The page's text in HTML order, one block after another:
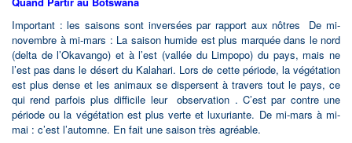
Important : les saisons sont inversées par rapport aux nôtres De mi-
novembre à mi-mars : La saison humide est plus marquée dans le nord
(delta de l’Okavango) et à l’est (vallée du Limpopo) du pays, mais ne
l’est pas dans le désert du Kalahari. Lors de cette période, la végétation
est plus dense et les animaux se dispersent à travers tout le pays, ce
qui rend parfois plus difficile leur observation . C’est par contre une
période ou la végétation est plus verte et luxuriante. De mi-mars à mi-
mai : c’est l’automne. En fait une saison très agréable.